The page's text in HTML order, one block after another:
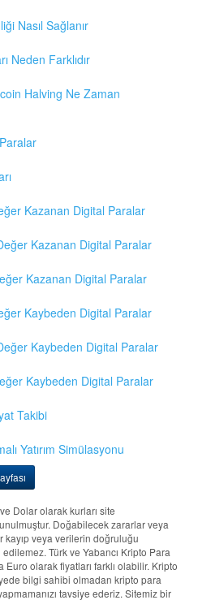
Nasıl Sağlanır
Neden Farklıdır
Halving Ne Zaman
Kazanan Digital Paralar
Kazanan Digital Paralar
Kazanan Digital Paralar
Kaybeden Digital Paralar
Kaybeden Digital Paralar
Kaybeden Digital Paralar
Takibi
Yatırım Simülasyonu
Dolar olarak kurları site
Doğabilecek zararlar veya
veya verilerin doğruluğu
Türk ve Yabancı Kripto Para
Euro olarak fiyatları farklı olabilir. Kripto
bilgi sahibi olmadan kripto para
tavsiye ederiz. Sitemiz bir